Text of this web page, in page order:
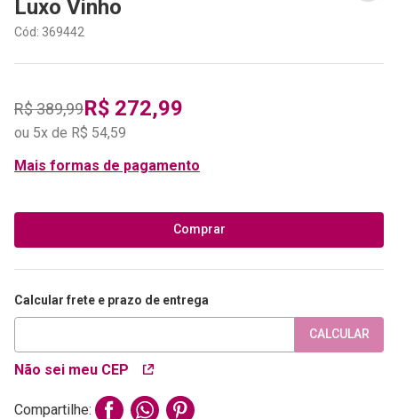
Luxo Vinho
Cód: 369442
R$389,99R$ 272,99
ou 5x de R$ 54,59
Mais formas de pagamento
Comprar
Calcular frete e prazo de entrega
Não sei meu CEP
CALCULAR
Compartilhe: